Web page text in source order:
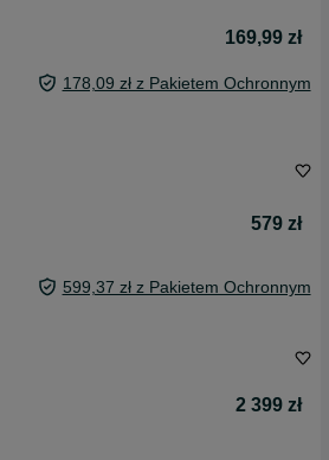
169,99 zł
178,09 zł z Pakietem Ochronnym
579 zł
599,37 zł z Pakietem Ochronnym
2 399 zł